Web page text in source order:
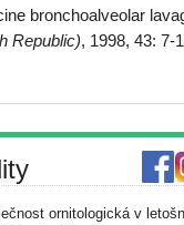
bronchoalveolar
Republic), 1998, 43: 7-
ornitologická v